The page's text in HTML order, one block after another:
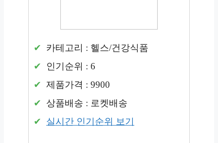
카테고리 : 헬스/건강식품
인기순위 : 6
제품가격 : 9900
상품배송 : 로켓배송
실시간 인기순위 보기